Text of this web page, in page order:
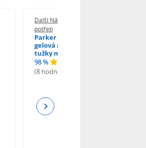
Další Náplně do psacích
potřeb
Parker 1502/0250346
gelová náplň do kuličkové
tužky modrá
98 %
(8 hodnocení)
Next